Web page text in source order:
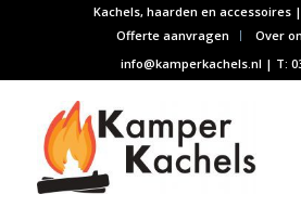
Kachels, haarden en accessoires
Offerte aanvragen
Over
info@kamperkachels.nl | T: